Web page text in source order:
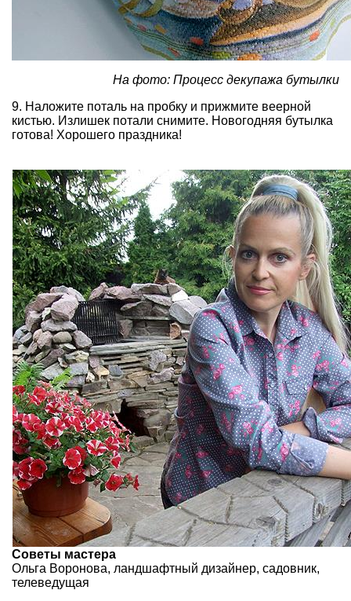
На фото: Процесс декупажа бутылки
9. Наложите поталь на пробку и прижмите веерной
кистью. Излишек потали снимите. Новогодняя бутылка
готова! Хорошего праздника!
Советы мастера
Ольга Воронова, ландшафтный дизайнер, садовник,
телеведущая